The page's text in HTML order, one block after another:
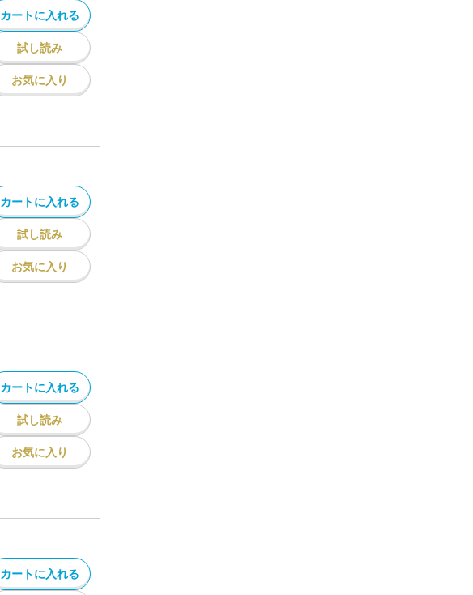
カートに入れる
試し読み
お気に入り
カートに入れる
試し読み
お気に入り
カートに入れる
試し読み
お気に入り
カートに入れる